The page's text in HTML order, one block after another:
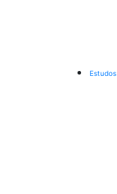
Estudos